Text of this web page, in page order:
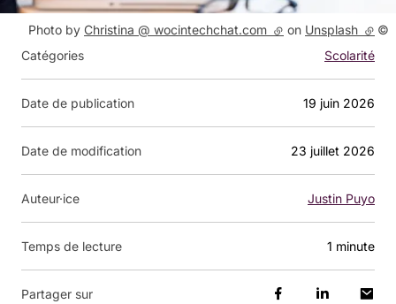
Droits réservés :
Photo by Christina @ wocintechchat.com (lien externe)
on Unsplash (lien
Catégories
Scolarité
Date de publication 19 juin 2026
Date de modification 23 juillet 2026
Auteur·ice Justin Puyo
Temps de lecture 1 minute
Partager sur